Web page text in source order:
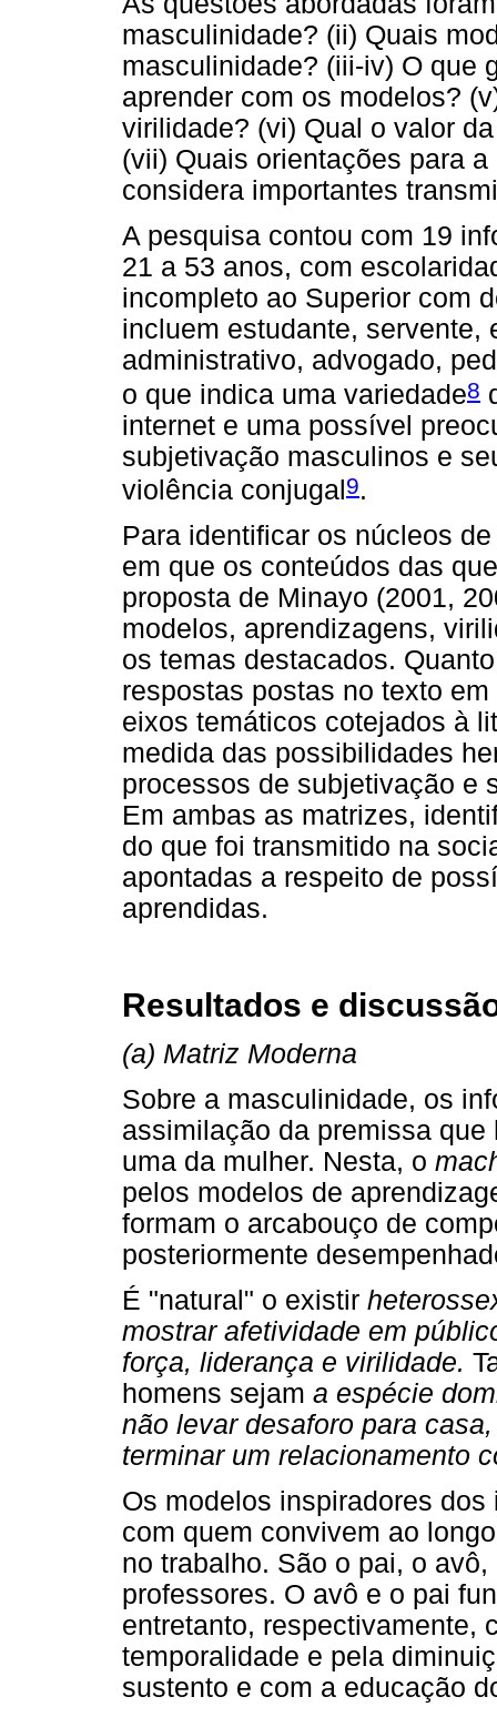
masculinidade? (ii) Quais
masculinidade? (iii-iv) O que
aprender com os modelos?
virilidade? (vi) Qual o valor
(vii) Quais orientações para
considera importantes
A pesquisa contou com 19
21 a 53 anos, com
incompleto ao Superior com
incluem estudante, servente,
administrativo, advogado,
o que indica uma variedade8
internet e uma possível
subjetivação masculinos e
violência conjugal 9.
Para identificar os núcleos
em que os conteúdos das
proposta de Minayo (2001,
modelos, aprendizagens,
os temas destacados.
respostas postas no texto
eixos temáticos cotejados à
medida das possibilidades
processos de subjetivação e
Em ambas as matrizes,
do que foi transmitido na
apontadas a respeito de
aprendidas.
Resultados e
(a) Matriz Moderna
Sobre a masculinidade, os
assimilação da premissa
uma da mulher. Nesta, o
pelos modelos de
formam o arcabouço de
posteriormente
É "natural" o existir
mostrar afetividade em
força, liderança e virilidade.
homens sejam a espécie
não levar desaforo para
terminar um relacionamento
Os modelos inspiradores
com quem convivem ao
no trabalho. São o pai, o
professores. O avô e o pai
entretanto, respectivamente,
temporalidade e pela
sustento e com a educação